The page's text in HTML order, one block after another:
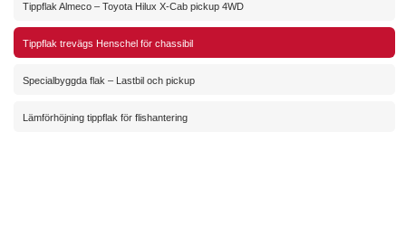
Tippflak Almeco – Toyota Hilux X-Cab pickup 4WD
Tippflak trevägs Henschel för chassibil
Specialbyggda flak – Lastbil och pickup
Lämförhöjning tippflak för flishantering